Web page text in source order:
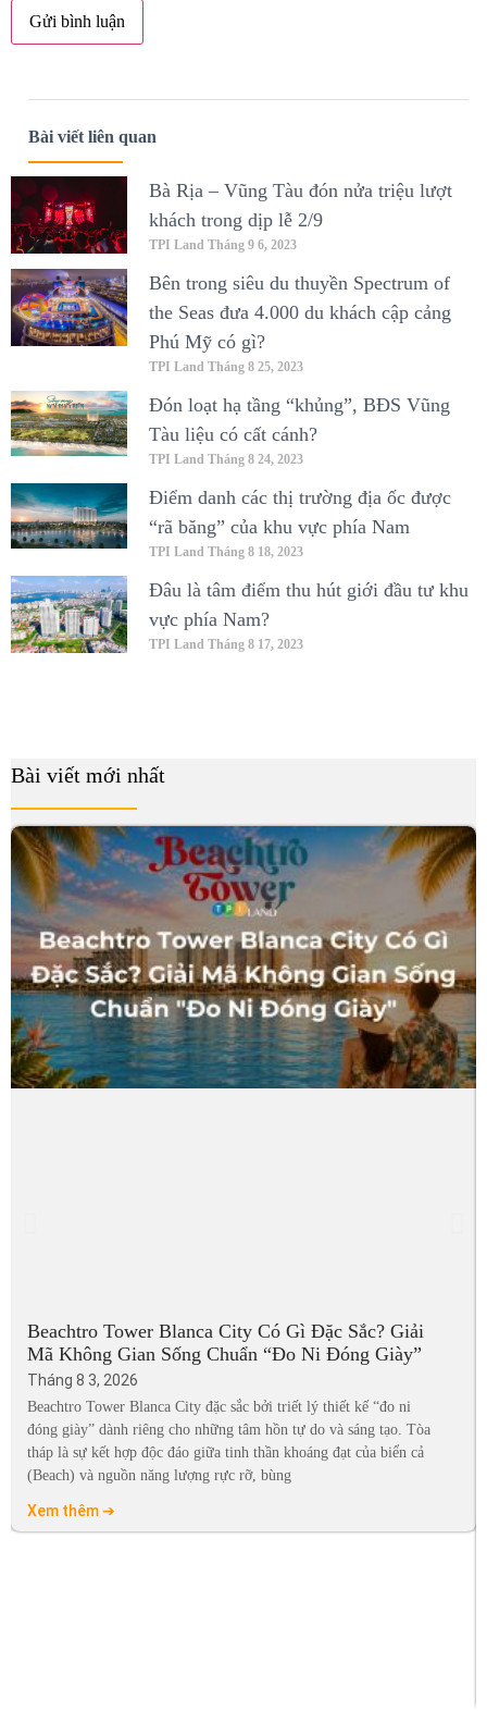
Bài viết liên quan
Bà Rịa – Vũng Tàu đón nửa triệu lượt
khách trong dịp lễ 2/9
TPI Land Tháng 9 6, 2023
Bên trong siêu du thuyền Spectrum of
the Seas đưa 4.000 du khách cập cảng
Phú Mỹ có gì?
TPI Land Tháng 8 25, 2023
Đón loạt hạ tầng “khủng”, BĐS Vũng
Tàu liệu có cất cánh?
TPI Land Tháng 8 24, 2023
Điểm danh các thị trường địa ốc được
“rã băng” của khu vực phía Nam
TPI Land Tháng 8 18, 2023
Đâu là tâm điểm thu hút giới đầu tư khu
vực phía Nam?
TPI Land Tháng 8 17, 2023
Bài viết mới nhất
Beachtro Tower Blanca City Có Gì Đặc Sắc? Giải
Mã Không Gian Sống Chuẩn “Đo Ni Đóng Giày”
Tháng 8 3, 2026
Beachtro Tower Blanca City đặc sắc bởi triết lý thiết kế “đo ni
đóng giày” dành riêng cho những tâm hồn tự do và sáng tạo. Tòa
tháp là sự kết hợp độc đáo giữa tinh thần khoáng đạt của biển cả
(Beach) và nguồn năng lượng rực rỡ, bùng
Xem thêm ➔